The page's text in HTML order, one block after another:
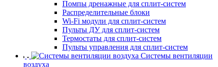
Помпы дренажные для сплит-систем
Распределительные блоки
Wi-Fi модули для сплит-систем
Пульты ДУ для сплит-систем
Термостаты для сплит-систем
Пульты управления для сплит-систем
Системы вентиляции
воздуха